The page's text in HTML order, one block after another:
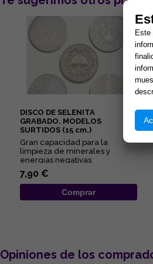
DISCO DE SELENITA
GRABADO. MODELOS
SURTIDOS (15 cm.)
Gran capacidad para la
limpieza de minerales y
energias negativas.
Propiedades purificantes y
protectoras....
7,90 €
Comprar
Opiniones de los
Este